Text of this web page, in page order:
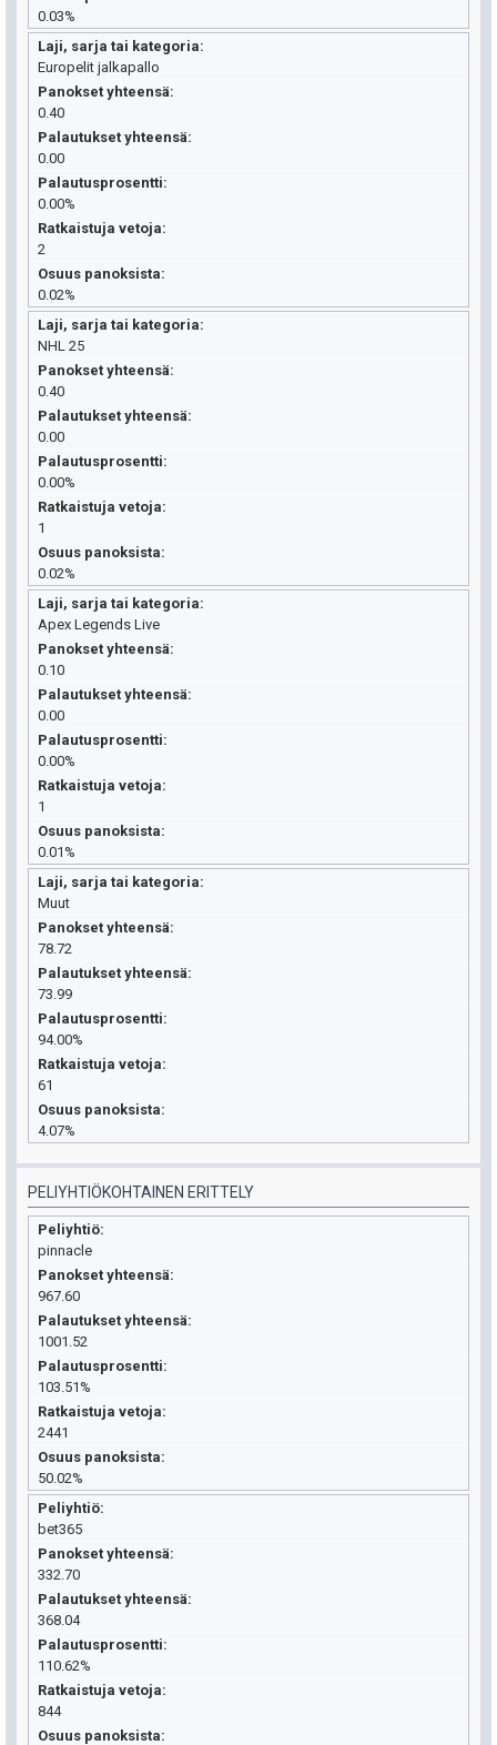
0.03%
Laji, sarja tai kategoria
Europelit jalkapallo
Panokset yhteensä
0.40
Palautukset yhteensä
0.00
Palautusprosentti
0.00%
Ratkaistuja vetoja
2
Osuus panoksista
0.02%
Laji, sarja tai kategoria
NHL 25
Panokset yhteensä
0.40
Palautukset yhteensä
0.00
Palautusprosentti
0.00%
Ratkaistuja vetoja
1
Osuus panoksista
0.02%
Laji, sarja tai kategoria
Apex Legends Live
Panokset yhteensä
0.10
Palautukset yhteensä
0.00
Palautusprosentti
0.00%
Ratkaistuja vetoja
1
Osuus panoksista
0.01%
Laji, sarja tai kategoria
Muut
Panokset yhteensä
78.72
Palautukset yhteensä
73.99
Palautusprosentti
94.00%
Ratkaistuja vetoja
61
Osuus panoksista
4.07%
PELIYHTIÖKOHTAINEN ERITTELY
Peliyhtiö
pinnacle
Panokset yhteensä
967.60
Palautukset yhteensä
1001.52
Palautusprosentti
103.51%
Ratkaistuja vetoja
2441
Osuus panoksista
50.02%
Peliyhtiö
bet365
Panokset yhteensä
332.70
Palautukset yhteensä
368.04
Palautusprosentti
110.62%
Ratkaistuja vetoja
844
Osuus panoksista